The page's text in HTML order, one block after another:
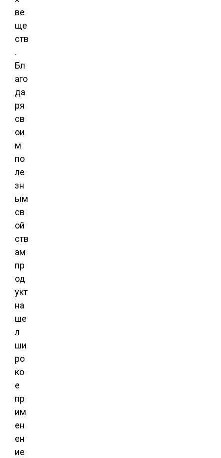
ве
ще
ств
.
Бл
аго
да
ря
св
ои
м
по
ле
зн
ым
св
ой
ств
ам
пр
од
укт
на
ше
л
ши
ро
ко
е
пр
им
ен
ен
ие